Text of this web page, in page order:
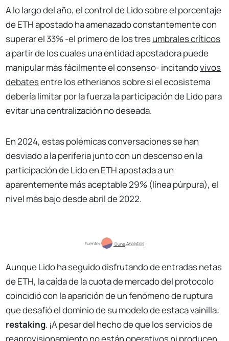
A lo largo del año, el control de Lido sobre el porcentaje
de ETH apostado ha amenazado constantemente con
superar el 33% -el primero de los tresumbrales críticos
a partir de los cuales una entidad apostadora puede
manipular más fácilmente el consenso- incitandovivos
debatesentre los etherianos sobre si el ecosistema
debería limitar por la fuerza la participación de Lido para
evitar una centralización no deseada.
En 2024, estas polémicas conversaciones se han
desviado a la periferia junto con un descenso en la
participación de Lido en ETH apostada a un
aparentemente más aceptable 29% (línea púrpura), el
nivel más bajo desde abril de 2022.
Fuente: Dune Analytics
Aunque Lido ha seguido disfrutando de entradas netas
de ETH, la caída de la cuota de mercado del protocolo
coincidió con la aparición de un fenómeno de ruptura
que desafió el dominio de su modelo de estaca vainilla:
restaking. ¡A pesar del hecho de que los servicios de